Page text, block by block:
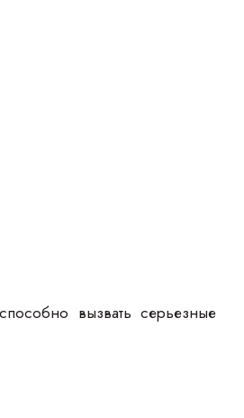
вызвать серьезные